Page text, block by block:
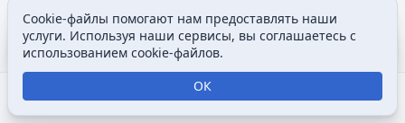
Открыть поиск
Открыть меню
Просмотры
Содержание
Компьютерные мультсериалы России
Ремейки советских мультфильмов
Последнее изменение
Эта страница в последний раз была отредактирована 30 июля 2026 в
12:45.
Cookie-файлы помогают нам предоставлять наши
услуги. Используя наши сервисы, вы соглашаетесь с
использованием cookie-файлов.
ОК